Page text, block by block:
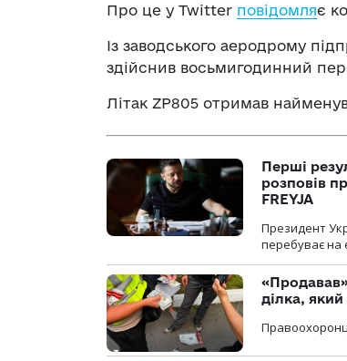
Про це у Twitter повідомляє
Із заводського аеродрому
здійснив восьмигодинний
Літак ZP805 отримав
Перші
розповів
FREYJA
Президент
перебуває на
ділка,